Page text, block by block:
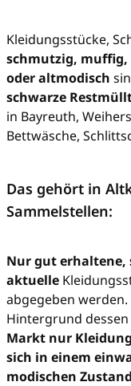
Kleidungsstücke,
schmutzig, muffig,
oder altmodisch
schwarze
in Bayreuth,
Bettwäsche,
Das gehört in
Sammelstellen:
Nur gut erhaltene,
aktuelle
abgegeben werden.
Hintergrund dessen
Markt nur
sich in einem
modischen